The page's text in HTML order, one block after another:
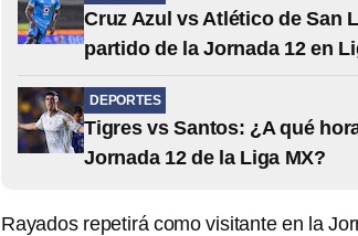
Cruz Azul vs Atlético de San
partido de la Jornada 12 en
DEPORTES
Tigres vs Santos: ¿A qué
Jornada 12 de la Liga MX?
Rayados repetirá como visitante en la